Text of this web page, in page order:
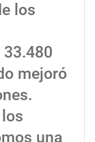
los
33.480
mejoró
una